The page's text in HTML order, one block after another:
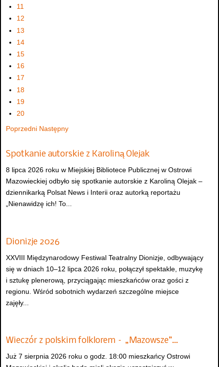
11
12
13
14
15
16
17
18
19
20
Poprzedni Następny
Spotkanie autorskie z Karoliną Olejak
8 lipca 2026 roku w Miejskiej Bibliotece Publicznej w Ostrowi
Mazowieckiej odbyło się spotkanie autorskie z Karoliną Olejak –
dziennikarką Polsat News i Interii oraz autorką reportażu
„Nienawidzę ich! To...
Dionizje 2026
XXVIII Międzynarodowy Festiwal Teatralny Dionizje, odbywający
się w dniach 10–12 lipca 2026 roku, połączył spektakle, muzykę
i sztukę plenerową, przyciągając mieszkańców oraz gości z
regionu. Wśród sobotnich wydarzeń szczególne miejsce
zajęły...
Wieczór z polskim folklorem – „Mazowsze”…
Już 7 sierpnia 2026 roku o godz. 18:00 mieszkańcy Ostrowi